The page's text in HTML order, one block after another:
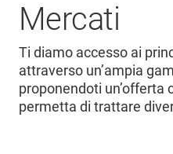
Mercati
Ti diamo accesso ai
attraverso un’ampia
proponendoti un’offerta
permetta di trattare